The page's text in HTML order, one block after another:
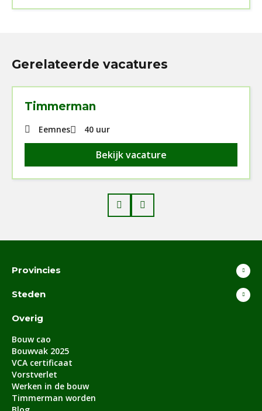
Gerelateerde vacatures
Timmerman
Eemnes 40 uur
Bekijk vacature
Prev
Provincies
Steden
Overig
Bouw cao
Bouwvak 2025
VCA certificaat
Vorstverlet
Werken in de bouw
Timmerman worden